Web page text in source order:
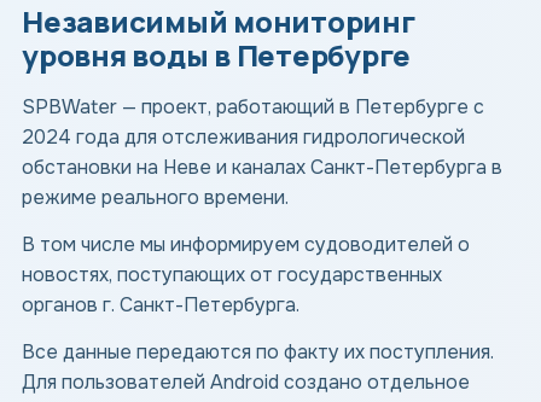
Независимый мониторинг
уровня воды в Петербурге
SPBWater — проект, работающий в Петербурге с
2024 года для отслеживания гидрологической
обстановки на Неве и каналах Санкт-Петербурга в
режиме реального времени.
В том числе мы информируем судоводителей о
новостях, поступающих от государственных
органов г. Санкт-Петербурга.
Все данные передаются по факту их поступления.
Для пользователей Android создано отдельное